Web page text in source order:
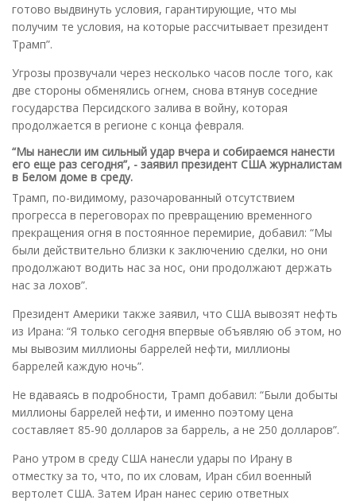
готово выдвинуть условия, гарантирующие, что мы
получим те условия, на которые рассчитывает президент
Трамп”.
Угрозы прозвучали через несколько часов после того, как
две стороны обменялись огнем, снова втянув соседние
государства Персидского залива в войну, которая
продолжается в регионе с конца февраля.
“Мы нанесли им сильный удар вчера и собираемся нанести
его еще раз сегодня”, - заявил президент США журналистам
в Белом доме в среду.
Трамп, по-видимому, разочарованный отсутствием
прогресса в переговорах по превращению временного
прекращения огня в постоянное перемирие, добавил: “Мы
были действительно близки к заключению сделки, но они
продолжают водить нас за нос, они продолжают держать
нас за лохов”.
Президент Америки также заявил, что США вывозят нефть
из Ирана: “Я только сегодня впервые объявляю об этом, но
мы вывозим миллионы баррелей нефти, миллионы
баррелей каждую ночь”.
Не вдаваясь в подробности, Трамп добавил: “Были добыты
миллионы баррелей нефти, и именно поэтому цена
составляет 85-90 долларов за баррель, а не 250 долларов”.
Рано утром в среду США нанесли удары по Ирану в
отместку за то, что, по их словам, Иран сбил военный
вертолет США. Затем Иран нанес серию ответных